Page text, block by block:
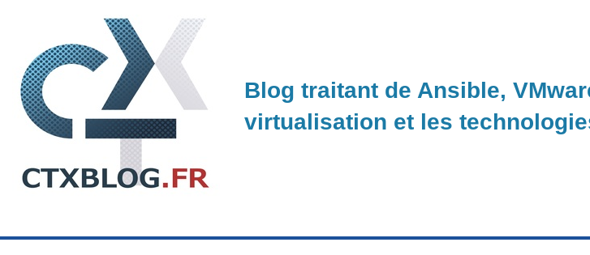
content
Blog traitant de Ansible,
virtualisation et les